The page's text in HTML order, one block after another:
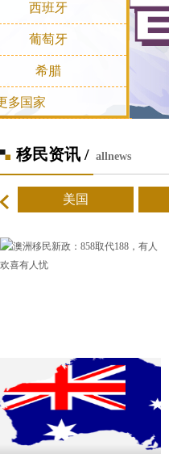
西班牙
葡萄牙
希腊
多国家
移民资讯 / allnews
美国